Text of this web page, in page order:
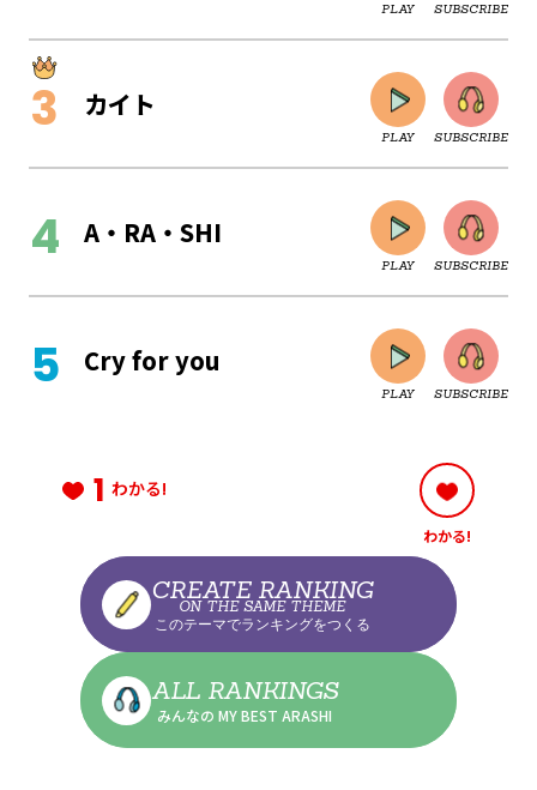
PLAY SUBSCRIBE
カイト
PLAY SUBSCRIBE
A・RA・SHI
PLAY SUBSCRIBE
CLOSE
Cry for you
PLAY SUBSCRIBE
CLOSE
1 わかる!
わかる!
CREATE RANKING
ON THE SAME THEME
このテーマでランキングをつくる
ALL RANKINGS
みんなの MY BEST ARASHI